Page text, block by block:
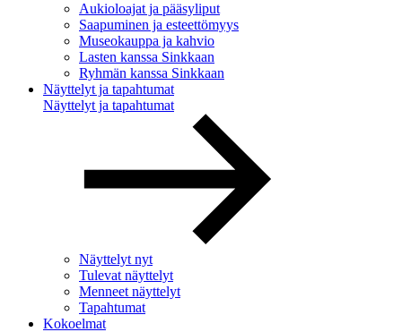
Aukioloajat ja pääsyliput
Saapuminen ja esteettömyys
Museokauppa ja kahvio
Lasten kanssa Sinkkaan
Ryhmän kanssa Sinkkaan
Näyttelyt ja tapahtumat
Näyttelyt ja tapahtumat
Näyttelyt nyt
Tulevat näyttelyt
Menneet näyttelyt
Tapahtumat
Kokoelmat